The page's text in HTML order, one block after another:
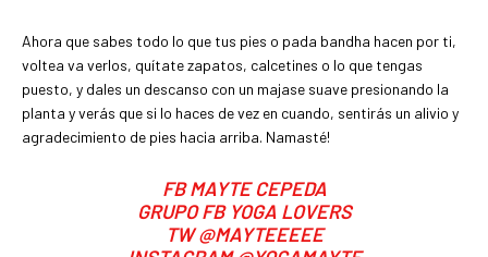
Ahora que sabes todo lo que tus pies o pada bandha hacen por ti,
voltea va verlos, quítate zapatos, calcetines o lo que tengas
puesto, y dales un descanso con un majase suave presionando la
planta y verás que si lo haces de vez en cuando, sentirás un alivio y
agradecimiento de pies hacia arriba. Namasté!
FBMAYTE CEPEDA
GRUPO FB YOGA LOVERS
TW@MAYTEEEEE